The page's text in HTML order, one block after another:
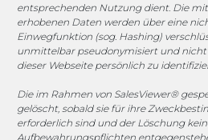
entsprechenden Nutzung dient. Die
erhobenen Daten werden über eine
Einwegfunktion (sog. Hashing)
unmittelbar pseudonymisiert und
dieser Webseite persönlich zu
Die im Rahmen von SalesViewer®
gelöscht, sobald sie für ihre
erforderlich sind und der Löschung
Aufbewahrungspflichten
COOKIE-
© 2025 MEGASOFT® IT GmbH &
MEGASOFT® IT übernimmt
Aktualität, Richtigkeit und